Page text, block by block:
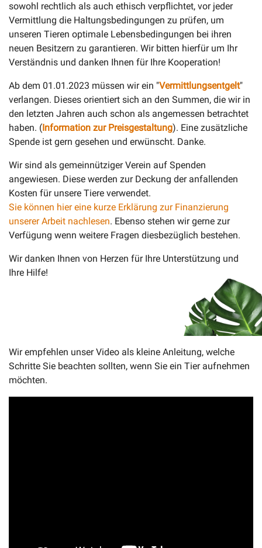
sowohl rechtlich als auch ethisch verpflichtet, vor jeder
Vermittlung die Haltungsbedingungen zu prüfen, um
unseren Tieren optimale Lebensbedingungen bei ihren
neuen Besitzern zu garantieren. Wir bitten hierfür um Ihr
Verständnis und danken Ihnen für Ihre Kooperation!
Ab dem 01.01.2023 müssen wir ein "Vermittlungsentgelt"
verlangen. Dieses orientiert sich an den Summen, die wir in
den letzten Jahren auch schon als angemessen betrachtet
haben. (Information zur Preisgestaltung). Eine zusätzliche
Spende ist gern gesehen und erwünscht. Danke.
Wir sind als gemeinnütziger Verein auf Spenden
angewiesen. Diese werden zur Deckung der anfallenden
Kosten für unsere Tiere verwendet.
Sie können hier eine kurze Erklärung zur Finanzierung
unserer Arbeit nachlesen. Ebenso stehen wir gerne zur
Verfügung wenn weitere Fragen diesbezüglich bestehen.
Wir danken Ihnen von Herzen für Ihre Unterstützung und
Ihre Hilfe!
Wir empfehlen unser Video als kleine Anleitung, welche
Schritte Sie beachten sollten, wenn Sie ein Tier aufnehmen
möchten.